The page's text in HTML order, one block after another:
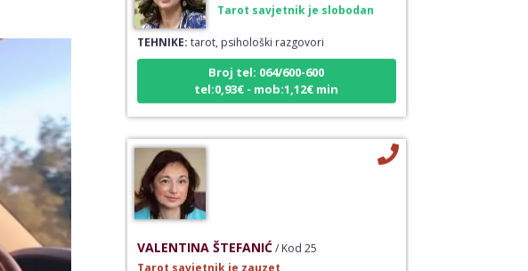
TEHNIKE:tarot, psihološki razgovori
Broj tel: 064/600-600
tel:0,93€ - mob:1,12€ min
Tarot savjetnik je zauzet